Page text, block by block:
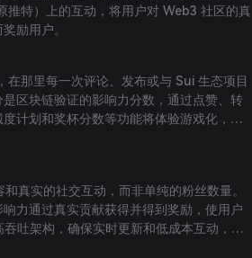
推特）上的互动，将用户对 Web3 社区的真
励用户。
在那里每一次评论、发布或与 Sui 生态项目
区块链验证的影响力分数，通过点赞、转
计划和奖杯分数等功能将体验游戏化，允
目抢先体验等奖励。
真实的社交互动，而非单纯的粉丝数量。
力通过真实贡献获得并得到奖励，使用户
吐架构，确保实时更新和低成本互动，轻